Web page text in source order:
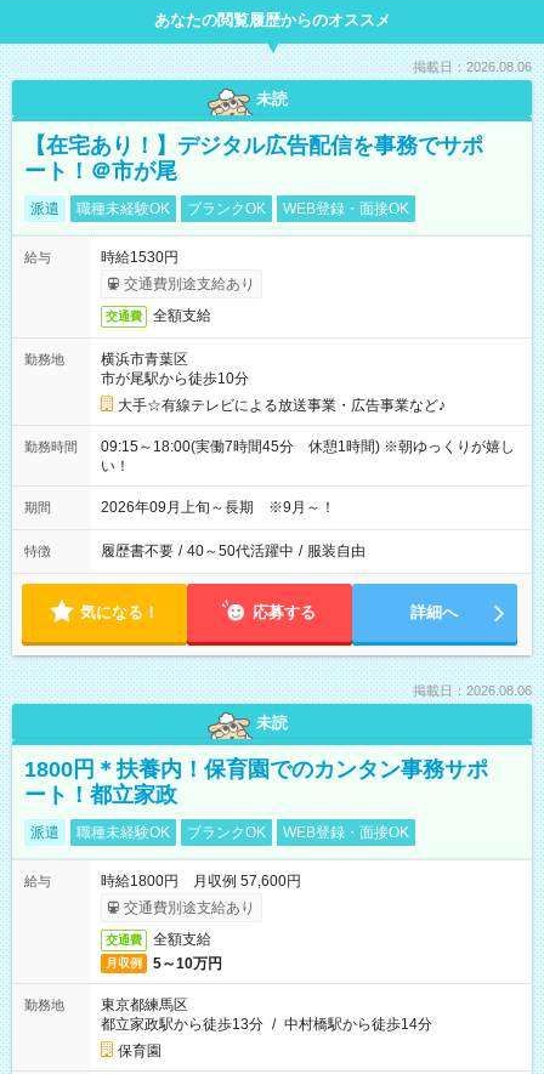
あなたの閲覧履歴からのオススメ
掲載日：2026.08.06
未読
【在宅あり！】デジタル広告配信を事務でサポ
ート！＠市が尾
派遣 職種未経験OK ブランクOK WEB登録・面接OK
給与
時給1530円
交通費別途支給あり
交通費 全額支給
勤務地
横浜市青葉区
市が尾駅から徒歩10分
大手☆有線テレビによる放送事業・広告事業など♪
勤務時間
09:15～18:00(実働7時間45分 休憩1時間) ※朝ゆっくりが嬉し
い！
期間 2026年09月上旬～長期 ※9月～！
特徴 履歴書不要 / 40～50代活躍中 / 服装自由
気になる！ 応募する 詳細へ
掲載日：2026.08.06
未読
1800円＊扶養内！保育園でのカンタン事務サポ
ート！都立家政
派遣 職種未経験OK ブランクOK WEB登録・面接OK
給与
時給1800円 月収例 57,600円
交通費別途支給あり
交通費 全額支給
月収例 5～10万円
勤務地
東京都練馬区
都立家政駅から徒歩13分 / 中村橋駅から徒歩14分
保育園